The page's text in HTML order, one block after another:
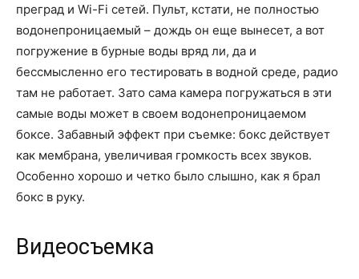
преград и Wi-Fi сетей. Пульт, кстати, не полностью
водонепроницаемый – дождь он еще вынесет, а вот
погружение в бурные воды вряд ли, да и
бессмысленно его тестировать в водной среде, радио
там не работает. Зато сама камера погружаться в эти
самые воды может в своем водонепроницаемом
боксе. Забавный эффект при съемке: бокс действует
как мембрана, увеличивая громкость всех звуков.
Особенно хорошо и четко было слышно, как я брал
бокс в руку.
Видеосъемка